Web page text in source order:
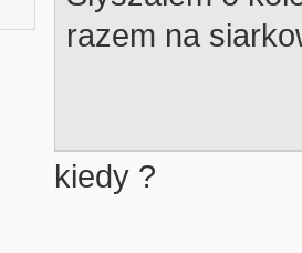
razem na
kiedy ?